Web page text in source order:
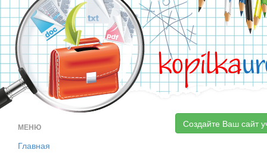
kopilka
МЕНЮ
Главная
Создайте Ваш сайт